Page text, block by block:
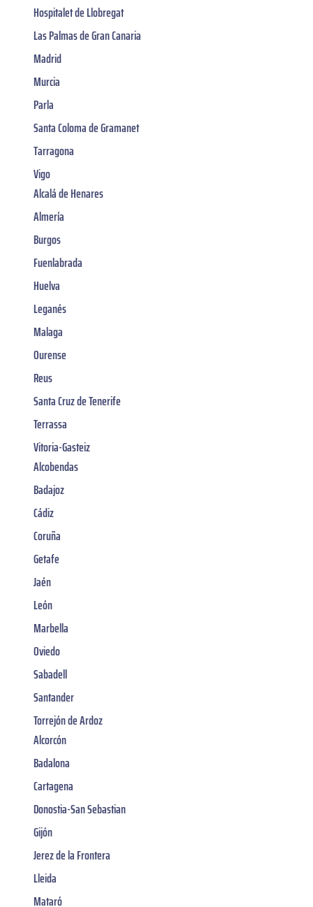
Hospitalet de Llobregat
Las Palmas de Gran Canaria
Madrid
Murcia
Parla
Santa Coloma de Gramanet
Tarragona
Vigo
Alcalá de Henares
Almería
Burgos
Fuenlabrada
Huelva
Leganés
Malaga
Ourense
Reus
Santa Cruz de Tenerife
Terrassa
Vitoria-Gasteiz
Alcobendas
Badajoz
Cádiz
Coruña
Getafe
Jaén
León
Marbella
Oviedo
Sabadell
Santander
Torrejón de Ardoz
Alcorcón
Badalona
Cartagena
Donostia-San Sebastian
Gijón
Jerez de la Frontera
Lleida
Mataró